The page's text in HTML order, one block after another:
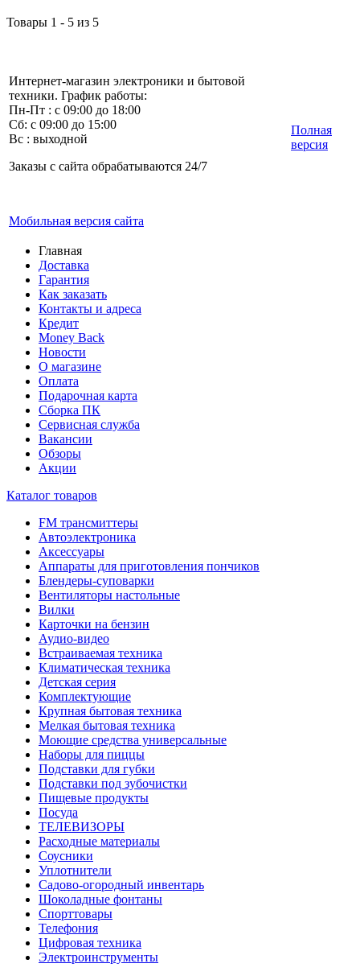
Товары 1 - 5 из 5
Интернет-магазин электроники и бытовой
техники. График работы:
Пн-Пт : с 09:00 до 18:00
Сб: с 09:00 до 15:00
Вс : выходной
Заказы с сайта обрабатываются 24/7
Мобильная версия сайта
Полная
версия
Главная
Доставка
Гарантия
Как заказать
Контакты и адреса
Кредит
Money Back
Новости
О магазине
Оплата
Подарочная карта
Сборка ПК
Сервисная служба
Вакансии
Обзоры
Акции
Каталог товаров
FM трансмиттеры
Автоэлектроника
Аксессуары
Аппараты для приготовления пончиков
Блендеры-суповарки
Вентиляторы настольные
Вилки
Карточки на бензин
Аудио-видео
Встраиваемая техника
Климатическая техника
Детская серия
Комплектующие
Крупная бытовая техника
Мелкая бытовая техника
Моющие средства универсальные
Наборы для пиццы
Подставки для губки
Подставки под зубочистки
Пищевые продукты
Посуда
ТЕЛЕВИЗОРЫ
Расходные материалы
Соусники
Уплотнители
Садово-огородный инвентарь
Шоколадные фонтаны
Спорттовары
Телефония
Цифровая техника
Электроинструменты